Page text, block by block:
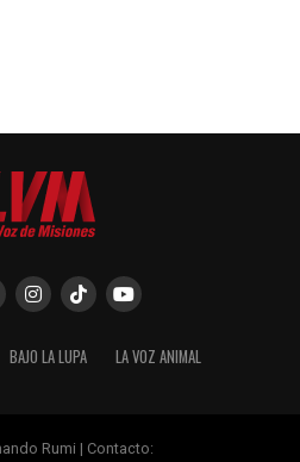
BAJO LA LUPA LA VOZ ANIMAL
Rumi | Contacto: